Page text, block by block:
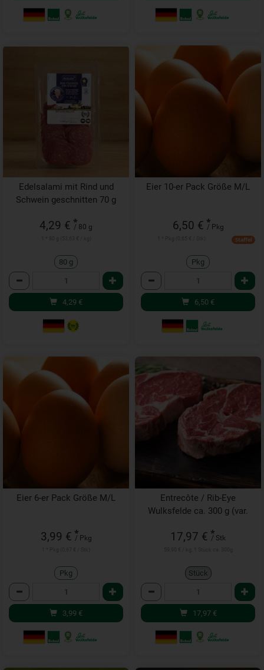
Edelsalami mit Rind und
Schwein geschnitten 70 g
4,29 € *
/ 80 g
80 g
Anzahl
4,29 €
Eier 10-er Pack Größe M/L
6,50 € *
/ Pkg
Staffel
Pkg
Anzahl
6,50 €
Eier 6-er Pack Größe M/L
3,99 € *
/ Pkg
Pkg
Anzahl
3,99 €
Entrecôte / Rib-Eye
Wulksfelde ca. 300 g (var.
17,97 € *
/ Stk
Stück
Anzahl
17,97 €